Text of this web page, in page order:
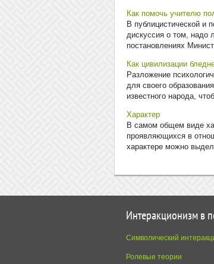
Как помочь учителю
В публицистической и
дискуссия о том, надо
постановлениях
Как цивилизации
Разложение
для своего
известного народа,
Характер
В самом общем виде
проявляющихся в
характере можно
Интеракционизм в
Символический
Ролевые теории